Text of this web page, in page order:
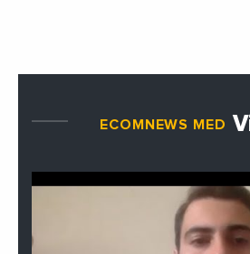
ECOMNEWS MED